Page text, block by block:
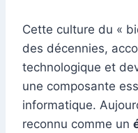
Cette culture du «
des décennies,
technologique et
une composante
informatique.
reconnu comme un